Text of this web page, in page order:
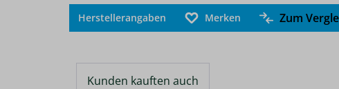
Herstellerangaben Merken Zum
Kunden kauften auch